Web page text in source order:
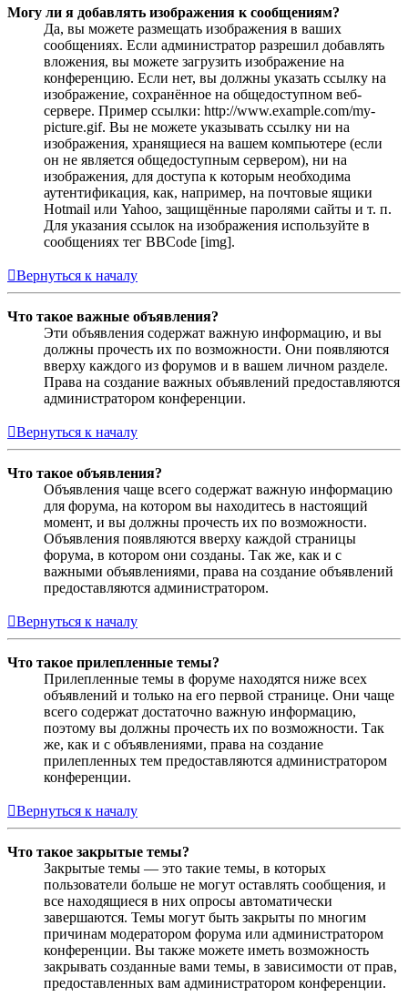
Могу ли я добавлять изображения к сообщениям?
Да, вы можете размещать изображения в ваших
сообщениях. Если администратор разрешил добавлять
вложения, вы можете загрузить изображение на
конференцию. Если нет, вы должны указать ссылку на
изображение, сохранённое на общедоступном веб-
сервере. Пример ссылки: http://www.example.com/my-
picture.gif. Вы не можете указывать ссылку ни на
изображения, хранящиеся на вашем компьютере (если
он не является общедоступным сервером), ни на
изображения, для доступа к которым необходима
аутентификация, как, например, на почтовые ящики
Hotmail или Yahoo, защищённые паролями сайты и т. п.
Для указания ссылок на изображения используйте в
сообщениях тег BBCode [img].
Вернуться к началу
Что такое важные объявления?
Эти объявления содержат важную информацию, и вы
должны прочесть их по возможности. Они появляются
вверху каждого из форумов и в вашем личном разделе.
Права на создание важных объявлений предоставляются
администратором конференции.
Вернуться к началу
Что такое объявления?
Объявления чаще всего содержат важную информацию
для форума, на котором вы находитесь в настоящий
момент, и вы должны прочесть их по возможности.
Объявления появляются вверху каждой страницы
форума, в котором они созданы. Так же, как и с
важными объявлениями, права на создание объявлений
предоставляются администратором.
Вернуться к началу
Что такое прилепленные темы?
Прилепленные темы в форуме находятся ниже всех
объявлений и только на его первой странице. Они чаще
всего содержат достаточно важную информацию,
поэтому вы должны прочесть их по возможности. Так
же, как и с объявлениями, права на создание
прилепленных тем предоставляются администратором
конференции.
Вернуться к началу
Что такое закрытые темы?
Закрытые темы — это такие темы, в которых
пользователи больше не могут оставлять сообщения, и
все находящиеся в них опросы автоматически
завершаются. Темы могут быть закрыты по многим
причинам модератором форума или администратором
конференции. Вы также можете иметь возможность
закрывать созданные вами темы, в зависимости от прав,
предоставленных вам администратором конференции.